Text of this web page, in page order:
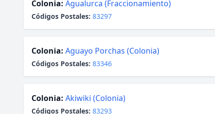
Colonia: Agualurca (Fraccionamiento)
Códigos Postales: 83297
Colonia: Aguayo Porchas (Colonia)
Códigos Postales: 83346
Colonia: Akiwiki (Colonia)
Códigos Postales: 83293